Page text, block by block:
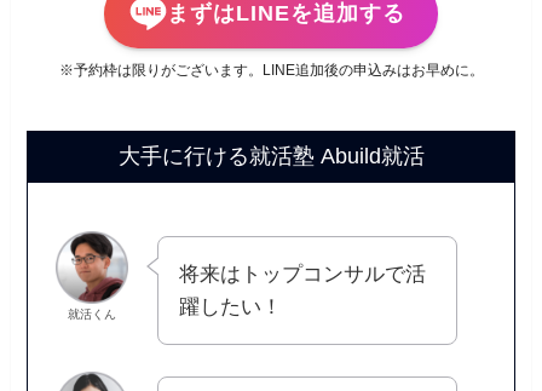
まずはLINEを追加する
※予約枠は限りがございます。LINE追加後の申込みはお早めに。
大手に行ける就活塾 Abuild就活
就活くん
将来はトップコンサルで活
躍したい！